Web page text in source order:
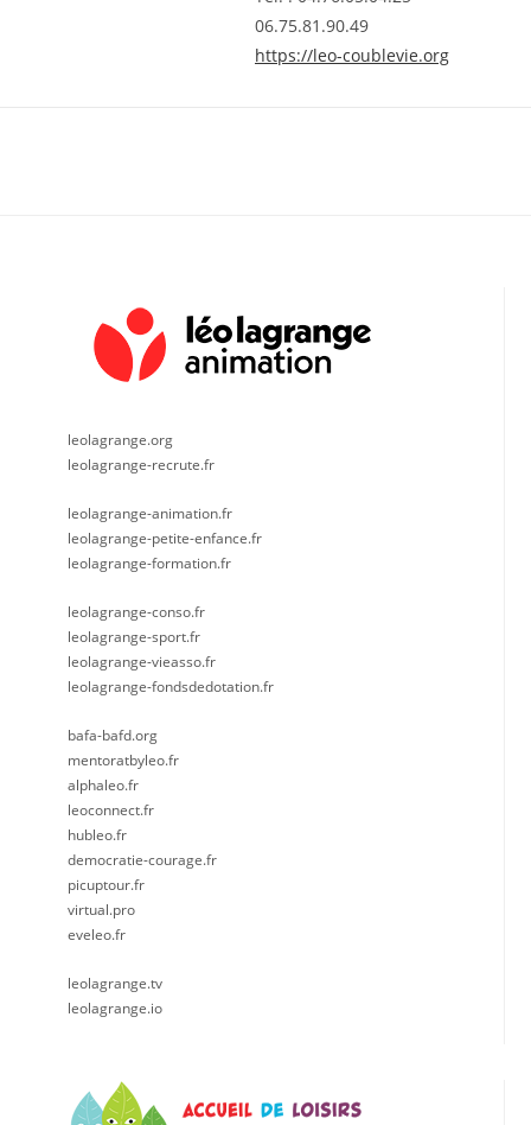
06.75.81.90.49
https://leo-coublevie.org
leolagrange.org
leolagrange-recrute.fr
leolagrange-animation.fr
leolagrange-petite-enfance.fr
leolagrange-formation.fr
leolagrange-conso.fr
leolagrange-sport.fr
leolagrange-vieasso.fr
leolagrange-fondsdedotation.fr
bafa-bafd.org
mentoratbyleo.fr
alphaleo.fr
leoconnect.fr
hubleo.fr
democratie-courage.fr
picuptour.fr
virtual.pro
eveleo.fr
leolagrange.tv
leolagrange.io